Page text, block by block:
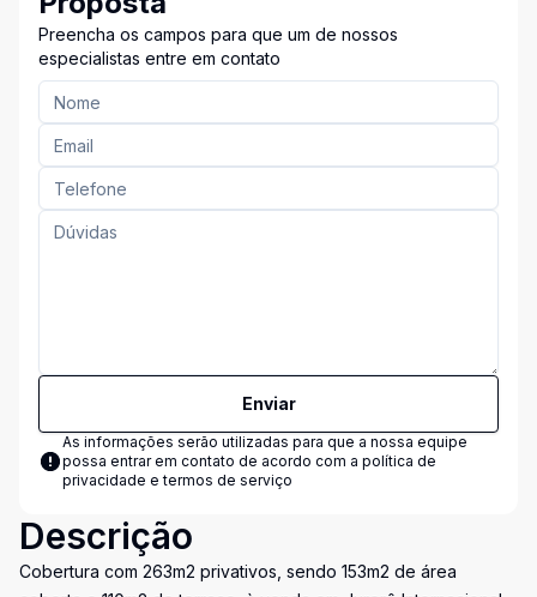
Preencha os campos para que um de nossos
especialistas entre em contato
Enviar
As informações serão utilizadas para que a nossa equipe
possa entrar em contato de acordo com a política de
privacidade e termos de serviço
Descrição
Cobertura com 263m2 privativos, sendo 153m2 de área